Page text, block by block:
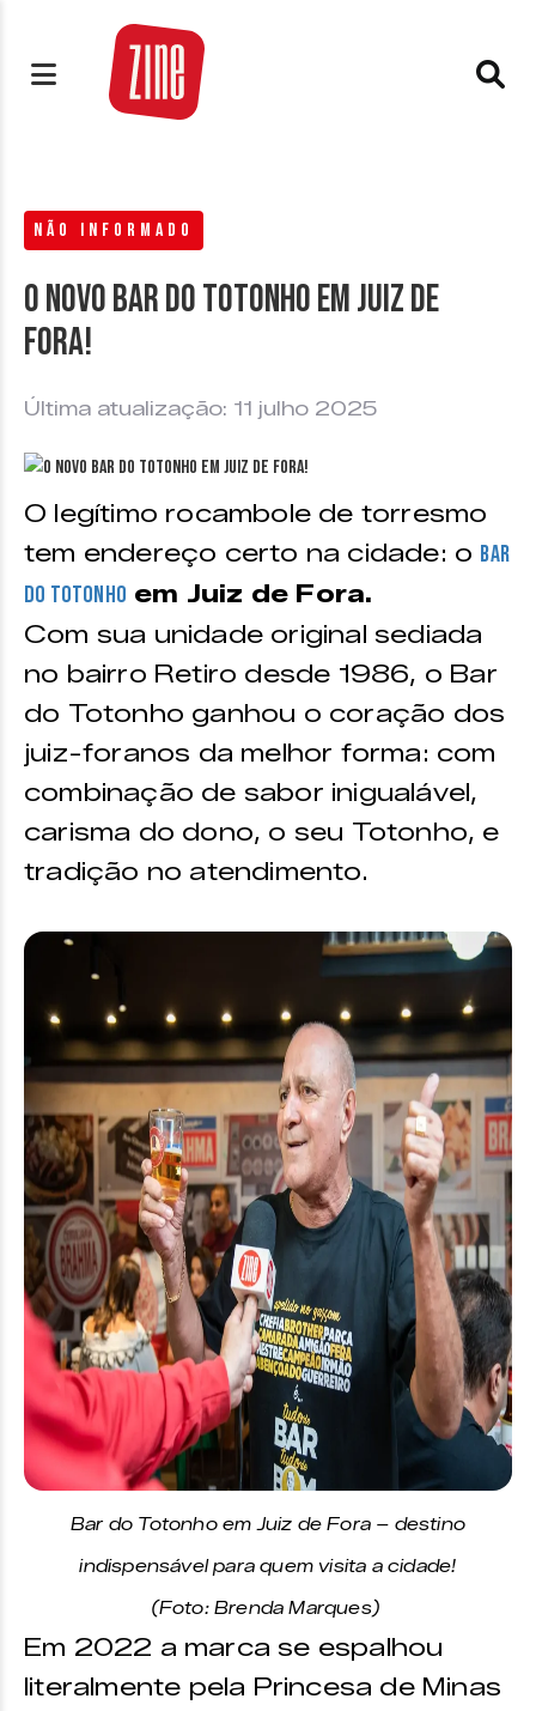
NÃO INFORMADO
O novo Bar do Totonho em Juiz de
Fora!
Última atualização: 11 julho 2025
O legítimo rocambole de torresmo
tem endereço certo na cidade: o Bar
do Totonho em Juiz de Fora.
Com sua unidade original sediada
no bairro Retiro desde 1986, o Bar
do Totonho ganhou o coração dos
juiz-foranos da melhor forma: com
combinação de sabor inigualável,
carisma do dono, o seu Totonho, e
tradição no atendimento.
Bar do Totonho em Juiz de Fora – destino
indispensável para quem visita a cidade!
(Foto: Brenda Marques)
Em 2022 a marca se espalhou
literalmente pela Princesa de Minas